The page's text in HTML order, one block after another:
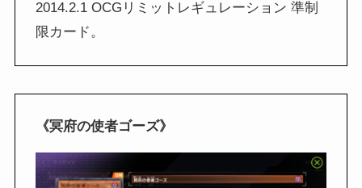
2014.2.1 OCGリミットレギュレーション 準制
限カード。
《冥府の使者ゴーズ》